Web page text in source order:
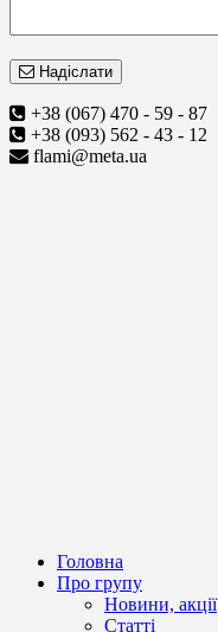
Надіслати
+38 (067) 470 - 59 - 87
+38 (093) 562 - 43 - 12
flami@meta.ua
Головна
Про групу
Новини, акції
Статті